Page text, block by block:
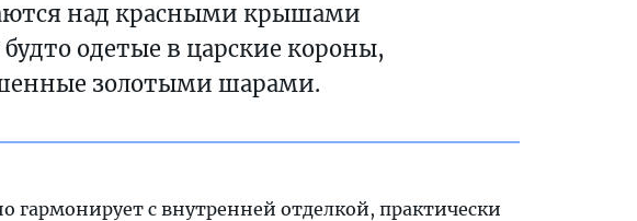
над красными крышами
одетые в царские короны,
золотыми шарами.
с внутренней отделкой, практически